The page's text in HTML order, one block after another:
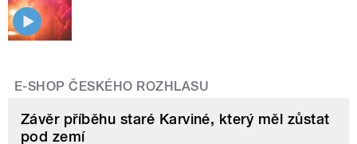
E-SHOP ČESKÉHO ROZHLASU
Závěr příběhu staré Karviné, který měl zůstat
pod zemí